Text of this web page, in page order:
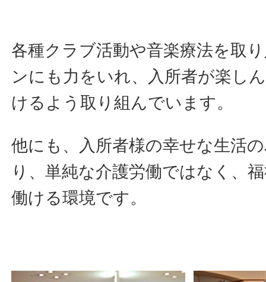
各種クラブ活動や音楽療法を取
ンにも力をいれ、入所者が楽し
けるよう取り組んでいます。
他にも、入所者様の幸せな生活
り、単純な介護労働ではなく、
働ける環境です。